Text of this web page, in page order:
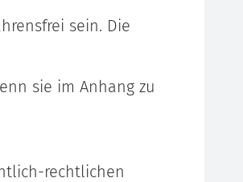
sein. Die
sie im Anhang zu
rechtlichen